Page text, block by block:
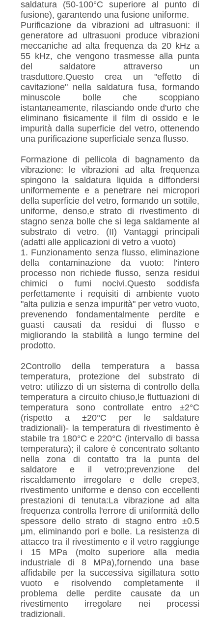
saldatura (50-100°C superiore al punto di
fusione), garantendo una fusione uniforme.
Purificazione da vibrazioni ad ultrasuoni: il
generatore ad ultrasuoni produce vibrazioni
meccaniche ad alta frequenza da 20 kHz a
55 kHz, che vengono trasmesse alla punta
del saldatore attraverso un
trasduttore.Questo crea un "effetto di
cavitazione" nella saldatura fusa, formando
minuscole bolle che scoppiano
istantaneamente, rilasciando onde d'urto che
eliminano fisicamente il film di ossido e le
impurità dalla superficie del vetro, ottenendo
una purificazione superficiale senza flusso.
Formazione di pellicola di bagnamento da
vibrazione: le vibrazioni ad alta frequenza
spingono la saldatura liquida a diffondersi
uniformemente e a penetrare nei micropori
della superficie del vetro, formando un sottile,
uniforme, denso,e strato di rivestimento di
stagno senza bolle che si lega saldamente al
substrato di vetro. (II) Vantaggi principali
(adatti alle applicazioni di vetro a vuoto)
1. Funzionamento senza flusso, eliminazione
della contaminazione da vuoto: l'intero
processo non richiede flusso, senza residui
chimici o fumi nocivi.Questo soddisfa
perfettamente i requisiti di ambiente vuoto
"alta pulizia e senza impurità" per vetro vuoto,
prevenendo fondamentalmente perdite e
guasti causati da residui di flusso e
migliorando la stabilità a lungo termine del
prodotto.
2Controllo della temperatura a bassa
temperatura, protezione del substrato di
vetro: utilizzo di un sistema di controllo della
temperatura a circuito chiuso,le fluttuazioni di
temperatura sono controllate entro ±2°C
(rispetto a ±20°C per le saldature
tradizionali)- la temperatura di rivestimento è
stabile tra 180°C e 220°C (intervallo di bassa
temperatura); il calore è concentrato soltanto
nella zona di contatto tra la punta del
saldatore e il vetro;prevenzione del
riscaldamento irregolare e delle crepe3,
rivestimento uniforme e denso con eccellenti
prestazioni di tenuta:La vibrazione ad alta
frequenza controlla l'errore di uniformità dello
spessore dello strato di stagno entro ±0.5
μm, eliminando pori e bolle. La resistenza di
attacco tra il rivestimento e il vetro raggiunge
i 15 MPa (molto superiore alla media
industriale di 8 MPa),fornendo una base
affidabile per la successiva sigillatura sotto
vuoto e risolvendo completamente il
problema delle perdite causate da un
rivestimento irregolare nei processi
tradizionali.